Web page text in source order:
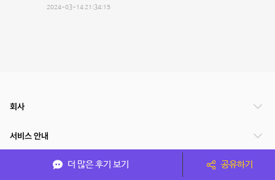
2024-03-14 21:34:15
더 많은 후기 보기 공유하기
회사
서비스 안내